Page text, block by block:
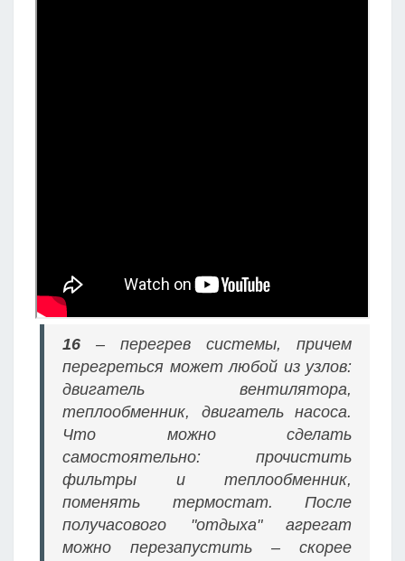
16 – перегрев системы, причем
перегреться может любой из узлов:
двигатель вентилятора,
теплообменник, двигатель насоса.
Что можно сделать
самостоятельно: прочистить
фильтры и теплообменник,
поменять термостат. После
получасового "отдыха" агрегат
можно перезапустить – скорее